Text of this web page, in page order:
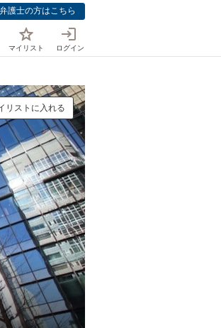
弁護士の方はこちら
マイリスト ログイン
リストに入れる